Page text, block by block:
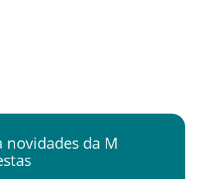
novidades da M